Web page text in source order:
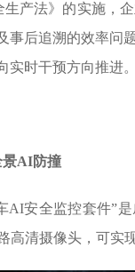
产法》的实施，
事后追溯的效率问
实时干预方向推进。
景AI防撞
AI安全监控套件”
清摄像头，可实